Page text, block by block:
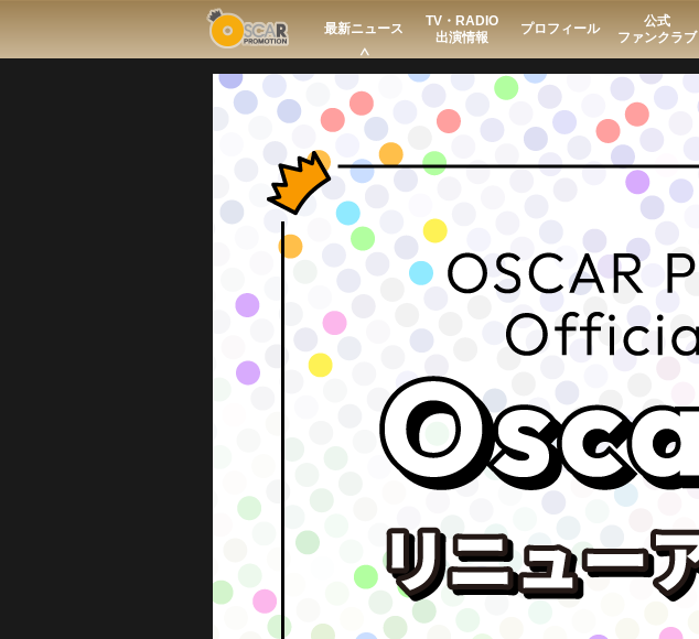
最新ニュース
TV・RADIO
出演情報
プロフィール
公式
ファンクラブ